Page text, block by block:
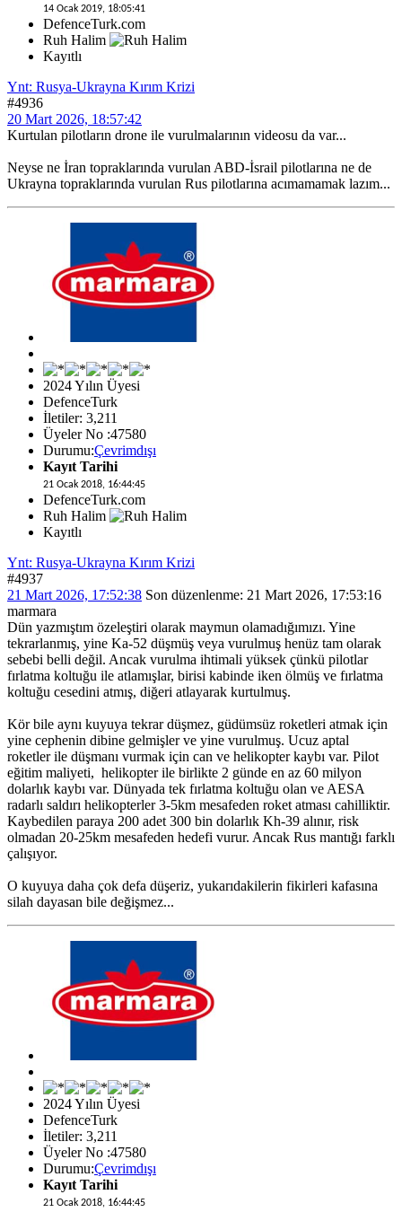
14 Ocak 2019, 18:05:41
DefenceTurk.com
Ruh Halim
Kayıtlı
Ynt: Rusya-Ukrayna Kırım Krizi
#4936
20 Mart 2026, 18:57:42
Kurtulan pilotların drone ile vurulmalarının videosu da var...
Neyse ne İran topraklarında vurulan ABD-İsrail pilotlarına ne de
Ukrayna topraklarında vurulan Rus pilotlarına acımamamak lazım...
2024 Yılın Üyesi
DefenceTurk
İletiler: 3,211
Üyeler No :47580
Durumu:Çevrimdışı
Kayıt Tarihi
21 Ocak 2018, 16:44:45
DefenceTurk.com
Ruh Halim
Kayıtlı
Ynt: Rusya-Ukrayna Kırım Krizi
#4937
21 Mart 2026, 17:52:38 Son düzenlenme: 21 Mart 2026, 17:53:16
marmara
Dün yazmıştım özeleştiri olarak maymun olamadığımızı. Yine
tekrarlanmış, yine Ka-52 düşmüş veya vurulmuş henüz tam olarak
sebebi belli değil. Ancak vurulma ihtimali yüksek çünkü pilotlar
fırlatma koltuğu ile atlamışlar, birisi kabinde iken ölmüş ve fırlatma
koltuğu cesedini atmış, diğeri atlayarak kurtulmuş.
Kör bile aynı kuyuya tekrar düşmez, güdümsüz roketleri atmak için
yine cephenin dibine gelmişler ve yine vurulmuş. Ucuz aptal
roketler ile düşmanı vurmak için can ve helikopter kaybı var. Pilot
eğitim maliyeti, helikopter ile birlikte 2 günde en az 60 milyon
dolarlık kaybı var. Dünyada tek fırlatma koltuğu olan ve AESA
radarlı saldırı helikopterler 3-5km mesafeden roket atması cahilliktir.
Kaybedilen paraya 200 adet 300 bin dolarlık Kh-39 alınır, risk
olmadan 20-25km mesafeden hedefi vurur. Ancak Rus mantığı farklı
çalışıyor.
O kuyuya daha çok defa düşeriz, yukarıdakilerin fikirleri kafasına
silah dayasan bile değişmez...
2024 Yılın Üyesi
DefenceTurk
İletiler: 3,211
Üyeler No :47580
Durumu:Çevrimdışı
Kayıt Tarihi
21 Ocak 2018, 16:44:45